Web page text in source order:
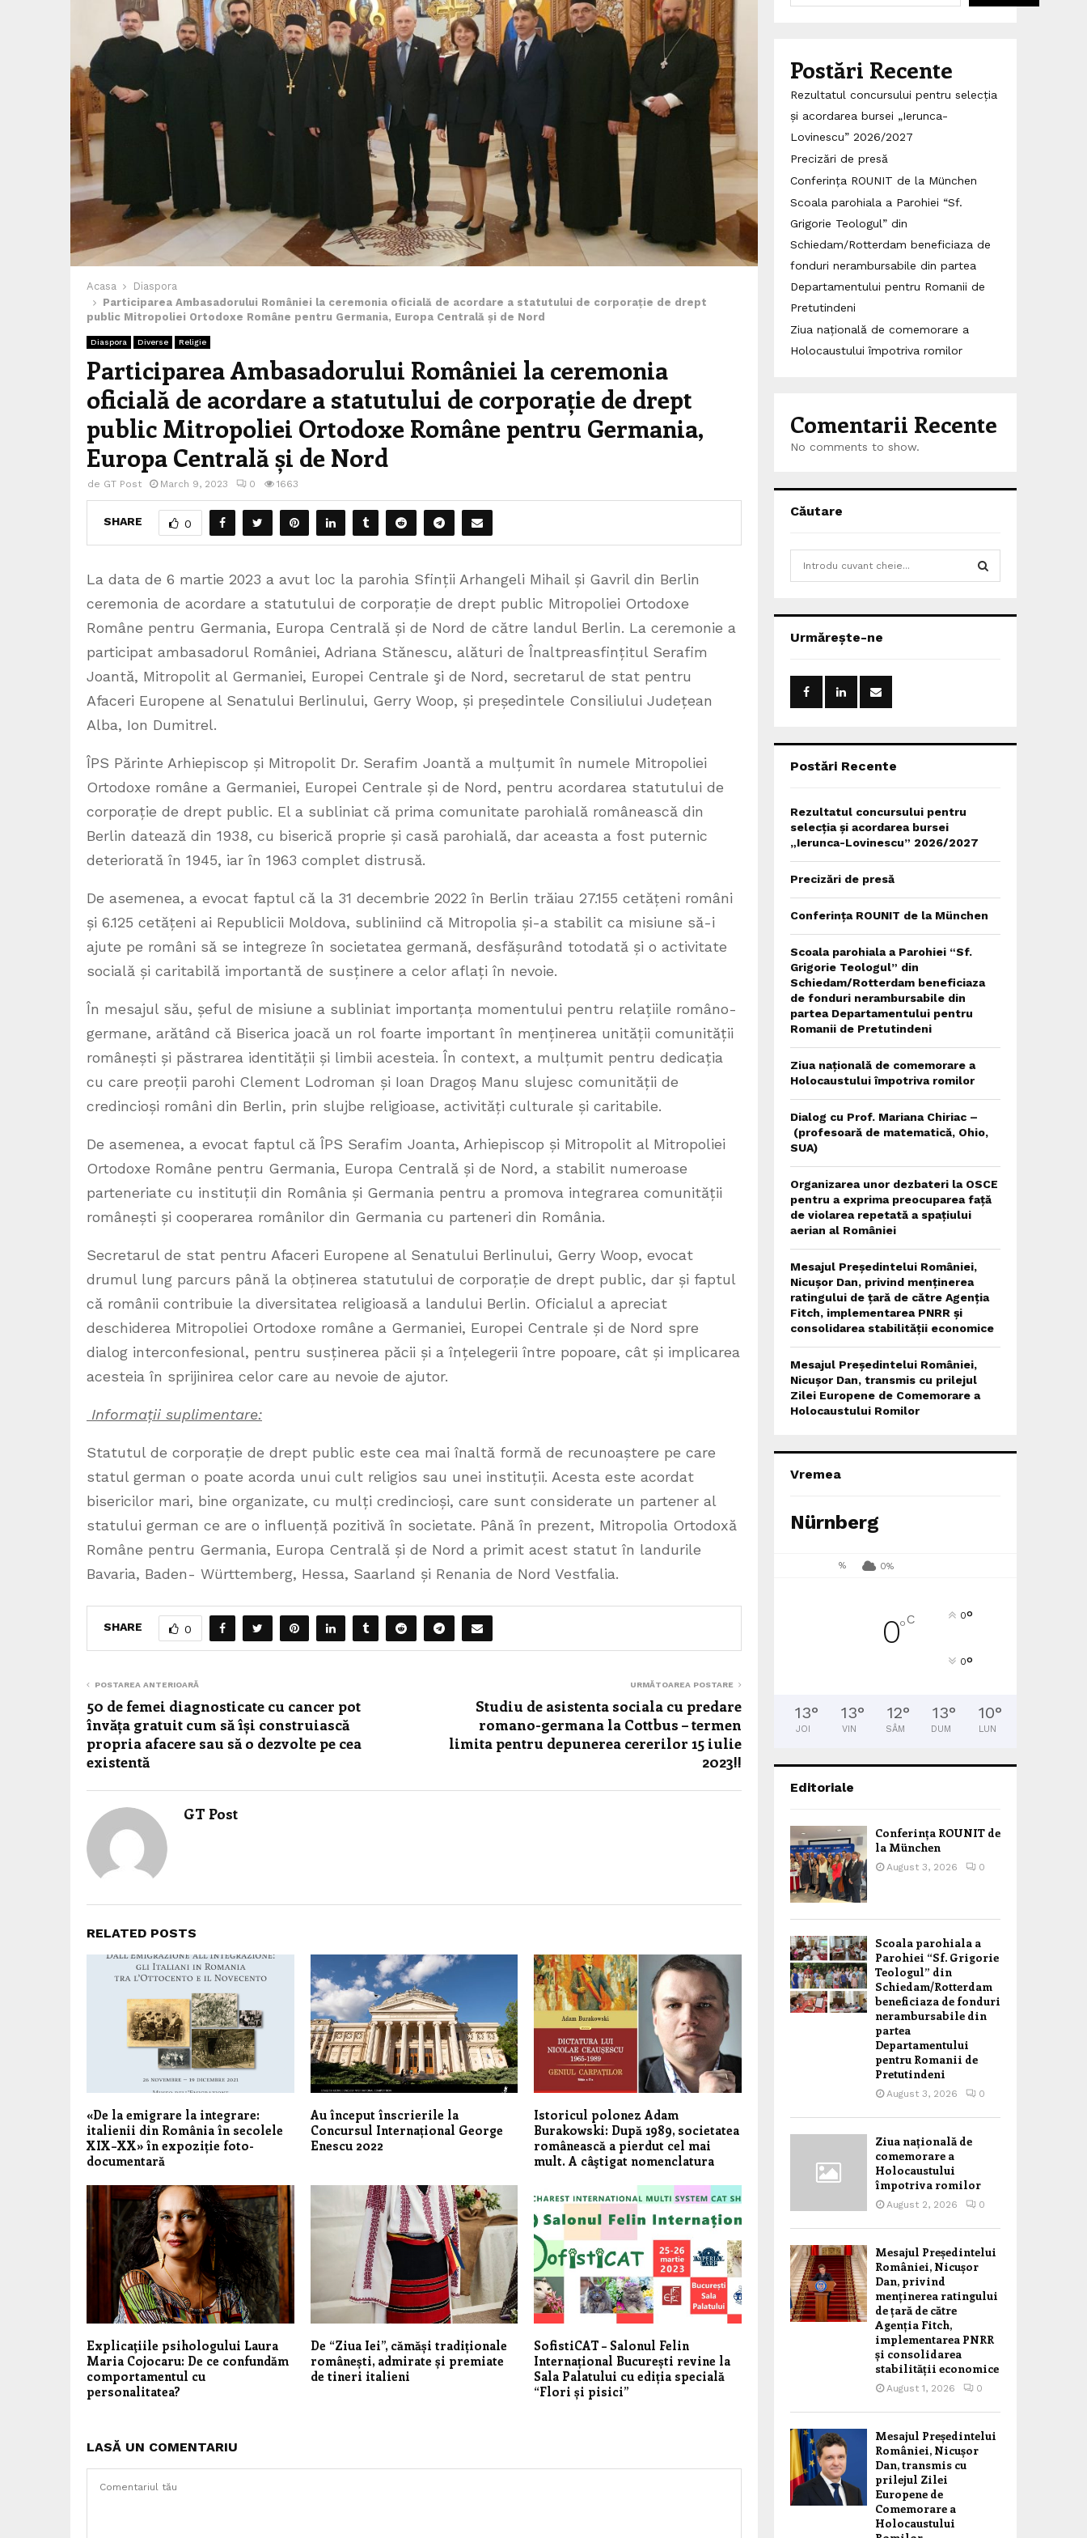
Acasa
Diaspora
Participarea Ambasadorului României la ceremonia oficială de acordare a statutului de corporație de drept
public Mitropoliei Ortodoxe Române pentru Germania, Europa Centrală și de Nord
Diaspora Diverse Religie
Participarea Ambasadorului României la ceremonia
oficială de acordare a statutului de corporație de drept
public Mitropoliei Ortodoxe Române pentru Germania,
Europa Centrală și de Nord
de GT Post March 9, 2023 0 1663
SHARE 0
La data de 6 martie 2023 a avut loc la parohia Sfinții Arhangeli Mihail și Gavril din Berlin
ceremonia de acordare a statutului de corporație de drept public Mitropoliei Ortodoxe
Române pentru Germania, Europa Centrală și de Nord de către landul Berlin. La ceremonie a
participat ambasadorul României, Adriana Stănescu, alături de Înaltpreasfințitul Serafim
Joantă, Mitropolit al Germaniei, Europei Centrale şi de Nord, secretarul de stat pentru
Afaceri Europene al Senatului Berlinului, Gerry Woop, și președintele Consiliului Județean
Alba, Ion Dumitrel.
ÎPS Părinte Arhiepiscop și Mitropolit Dr. Serafim Joantă a mulțumit în numele Mitropoliei
Ortodoxe române a Germaniei, Europei Centrale și de Nord, pentru acordarea statutului de
corporație de drept public. El a subliniat că prima comunitate parohială românească din
Berlin datează din 1938, cu biserică proprie și casă parohială, dar aceasta a fost puternic
deteriorată în 1945, iar în 1963 complet distrusă.
De asemenea, a evocat faptul că la 31 decembrie 2022 în Berlin trăiau 27.155 cetățeni români
și 6.125 cetățeni ai Republicii Moldova, subliniind că Mitropolia și-a stabilit ca misiune să-i
ajute pe români să se integreze în societatea germană, desfășurând totodată și o activitate
socială și caritabilă importantă de susținere a celor aflați în nevoie.
În mesajul său, șeful de misiune a subliniat importanța momentului pentru relațiile româno-
germane, arătând că Biserica joacă un rol foarte important în menținerea unității comunității
românești și păstrarea identității și limbii acesteia. În context, a mulțumit pentru dedicația
cu care preoții parohi Clement Lodroman și Ioan Dragoș Manu slujesc comunității de
credincioși români din Berlin, prin slujbe religioase, activități culturale și caritabile.
De asemenea, a evocat faptul că ÎPS Serafim Joanta, Arhiepiscop și Mitropolit al Mitropoliei
Ortodoxe Române pentru Germania, Europa Centrală și de Nord, a stabilit numeroase
parteneriate cu instituții din România și Germania pentru a promova integrarea comunității
românești și cooperarea românilor din Germania cu parteneri din România.
Secretarul de stat pentru Afaceri Europene al Senatului Berlinului, Gerry Woop, evocat
drumul lung parcurs până la obținerea statutului de corporație de drept public, dar și faptul
că românii contribuie la diversitatea religioasă a landului Berlin. Oficialul a apreciat
deschiderea Mitropoliei Ortodoxe române a Germaniei, Europei Centrale și de Nord spre
dialog interconfesional, pentru susținerea păcii și a înțelegerii între popoare, cât și implicarea
acesteia în sprijinirea celor care au nevoie de ajutor.
Informații suplimentare:
Statutul de corporație de drept public este cea mai înaltă formă de recunoaștere pe care
statul german o poate acorda unui cult religios sau unei instituții. Acesta este acordat
bisericilor mari, bine organizate, cu mulți credincioși, care sunt considerate un partener al
statului german ce are o influență pozitivă în societate. Până în prezent, Mitropolia Ortodoxă
Române pentru Germania, Europa Centrală și de Nord a primit acest statut în landurile
Bavaria, Baden- Württemberg, Hessa, Saarland și Renania de Nord Vestfalia.
SHARE 0
POSTAREA ANTERIOARĂ
50 de femei diagnosticate cu cancer pot
învăța gratuit cum să își construiască
propria afacere sau să o dezvolte pe cea
existentă
URMĂTOAREA POSTARE
Studiu de asistenta sociala cu predare
romano-germana la Cottbus – termen
limita pentru depunerea cererilor 15 iulie
2023!!
GT Post
RELATED POSTS
«De la emigrare la integrare:
italienii din România în secolele
XIX–XX» în expoziție foto-
documentară
Au început înscrierile la
Concursul Internațional George
Enescu 2022
Istoricul polonez Adam
Burakowski: După 1989, societatea
românească a pierdut cel mai
mult. A câştigat nomenclatura
Explicaţiile psihologului Laura
Maria Cojocaru: De ce confundăm
comportamentul cu
personalitatea?
De “Ziua Iei”, cămăși tradiționale
românești, admirate și premiate
de tineri italieni
SofistiCAT – Salonul Felin
Internațional București revine la
Sala Palatului cu ediția specială
“Flori și pisici”
LASĂ UN COMENTARIU
Postări Recente
Rezultatul concursului pentru selecția
și acordarea bursei „Ierunca-
Lovinescu” 2026/2027
Precizări de presă
Conferința ROUNIT de la München
Scoala parohiala a Parohiei “Sf.
Grigorie Teologul” din
Schiedam/Rotterdam beneficiaza de
fonduri nerambursabile din partea
Departamentului pentru Romanii de
Pretutindeni
Ziua națională de comemorare a
Holocaustului împotriva romilor
Comentarii Recente
No comments to show.
Căutare
h
o
:
Urmărește-ne
Postări Recente
Rezultatul concursului pentru
selecția și acordarea bursei
„Ierunca-Lovinescu” 2026/2027
Precizări de presă
Conferința ROUNIT de la München
Scoala parohiala a Parohiei “Sf.
Grigorie Teologul” din
Schiedam/Rotterdam beneficiaza
de fonduri nerambursabile din
partea Departamentului pentru
Romanii de Pretutindeni
Ziua națională de comemorare a
Holocaustului împotriva romilor
Dialog cu Prof. Mariana Chiriac –
(profesoară de matematică, Ohio,
SUA)
Organizarea unor dezbateri la OSCE
pentru a exprima preocuparea față
de violarea repetată a spațiului
aerian al României
Mesajul Președintelui României,
Nicușor Dan, privind menținerea
ratingului de țară de către Agenția
Fitch, implementarea PNRR și
consolidarea stabilității economice
Mesajul Președintelui României,
Nicușor Dan, transmis cu prilejul
Zilei Europene de Comemorare a
Holocaustului Romilor
Vremea
Nürnberg
% 0%
0°C 0°
0°
13°
JOI
13°
VIN
12°
SÂM
13°
DUM
10°
LUN
Editoriale
Conferința ROUNIT de
la München
August 3, 2026 0
Scoala parohiala a
Parohiei “Sf. Grigorie
Teologul” din
Schiedam/Rotterdam
beneficiaza de fonduri
nerambursabile din
partea
Departamentului
pentru Romanii de
Pretutindeni
August 3, 2026 0
Ziua națională de
comemorare a
Holocaustului
împotriva romilor
August 2, 2026 0
Mesajul Președintelui
României, Nicușor
Dan, privind
menținerea ratingului
de țară de către
Agenția Fitch,
implementarea PNRR
și consolidarea
stabilității economice
August 1, 2026 0
Mesajul Președintelui
României, Nicușor
Dan, transmis cu
prilejul Zilei
Europene de
Comemorare a
Holocaustului